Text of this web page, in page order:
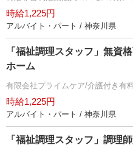
時給1,225円
アルバイト・パート / 神奈川県
「福祉調理スタッフ」無資
ホーム
有限会社プライムケア/介護付き有
時給1,225円
アルバイト・パート / 神奈川県
「福祉調理スタッフ」調理